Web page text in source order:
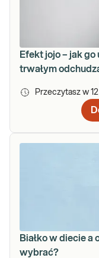
Efekt jojo – jak
trwałym
Przeczytasz w 12
Białko w diecie a
wybrać?